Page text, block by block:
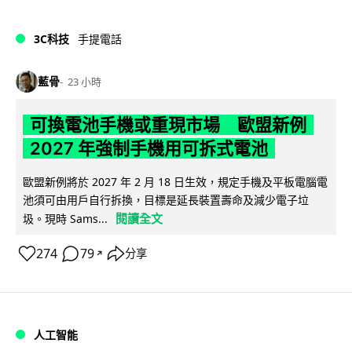
3C科技 手提電話
藍骨 23 小時
可換電池手機或重現市場 歐盟新例
2027 年強制手機用可拆式電池
歐盟新例將於 2027 年 2 月 18 日生效，規定手機及平板電腦電
池須可由用戶自行拆換，目標是延長裝置壽命及減少電子垃
圾。現時 Sams...
閱讀全文
274 79 ↗ 分享
人工智能